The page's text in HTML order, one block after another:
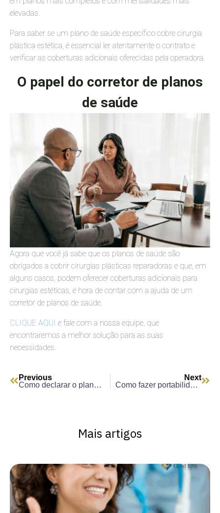
elevadas.
Para saber se um plano de saúde específico cobre cirurgia
plástica estética, é essencial ler atentamente o contrato e
verificar as coberturas adicionais oferecidas pela operadora.
O papel do corretor de planos
de saúde
Agora que você já sabe que os planos de saúde são
obrigados a cobrir cirurgias plásticas reparadoras e que, em
alguns casos, podem oferecer coberturas adicionais para
cirurgias estéticas, é hora de contar com a ajuda de um
corretor de planos de saúde.
CLIQUE AQUI e fale com a nossa equipe, que
encontraremos a melhor solução para as suas
necessidades.
Previous
Como declarar o plano de saúde no imposto de renda: um guia completo
Next
Como fazer portabilidade do plano de saúde: um guia prático e completo
Mais artigos